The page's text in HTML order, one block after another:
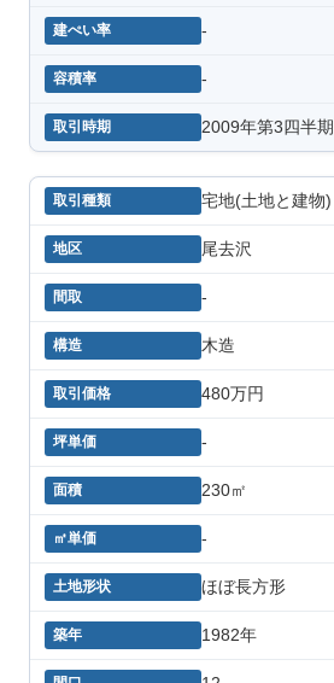
-
-
2009年第3四半期
宅地(土地と建物)
尾去沢
-
木造
480万円
-
230㎡
-
ほぼ長方形
1982年